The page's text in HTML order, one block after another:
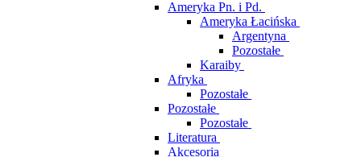
Ameryka Pn. i Pd.
Ameryka Łacińska
Argentyna
Pozostałe
Karaiby
Afryka
Pozostałe
Pozostałe
Pozostałe
Literatura
Akcesoria